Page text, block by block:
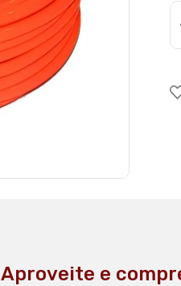
Aproveite e